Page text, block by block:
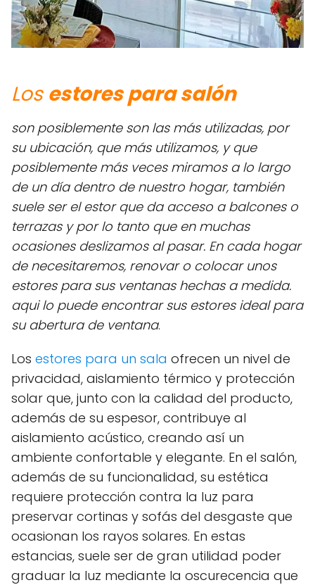
Los estores para salón
son posiblemente son las más utilizadas, por
su ubicación, que más utilizamos, y que
posiblemente más veces miramos a lo largo
de un día dentro de nuestro hogar, también
suele ser el estor que da acceso a balcones o
terrazas y por lo tanto que en muchas
ocasiones deslizamos al pasar. En cada hogar
de necesitaremos, renovar o colocar unos
estores para sus ventanas hechas a medida.
aqui lo puede encontrar sus estores ideal para
su abertura de ventana.
Los estores para un sala ofrecen un nivel de
privacidad, aislamiento térmico y protección
solar que, junto con la calidad del producto,
además de su espesor, contribuye al
aislamiento acústico, creando así un
ambiente confortable y elegante. En el salón,
además de su funcionalidad, su estética
requiere protección contra la luz para
preservar cortinas y sofás del desgaste que
ocasionan los rayos solares. En estas
estancias, suele ser de gran utilidad poder
graduar la luz mediante la oscurecencia que